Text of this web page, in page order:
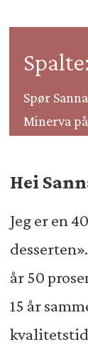
Spør
Minerva
kjærlighet.
Hei
Jeg er en
år 50
15 år